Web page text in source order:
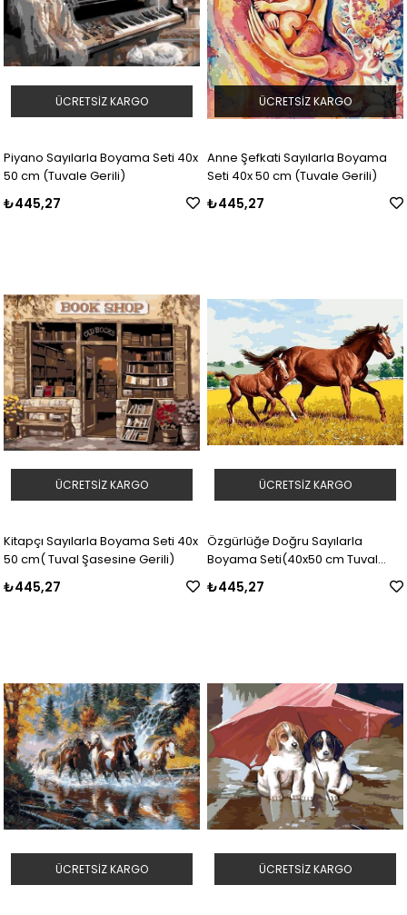
Piyano Sayılarla Boyama Seti 40x
50 cm (Tuvale Gerili)
₺445,27
ÜCRETSIZ KARGO
Anne Şefkati Sayılarla Boyama
Seti 40x 50 cm (Tuvale Gerili)
₺445,27
ÜCRETSIZ KARGO
Kitapçı Sayılarla Boyama Seti 40x
50 cm( Tuval Şasesine Gerili)
₺445,27
ÜCRETSIZ KARGO
Özgürlüğe Doğru Sayılarla
Boyama Seti(40x50 cm Tuval
Şasesine Gerili)
₺445,27
ÜCRETSIZ KARGO
ÜCRETSIZ KARGO ÜCRETSIZ KARGO